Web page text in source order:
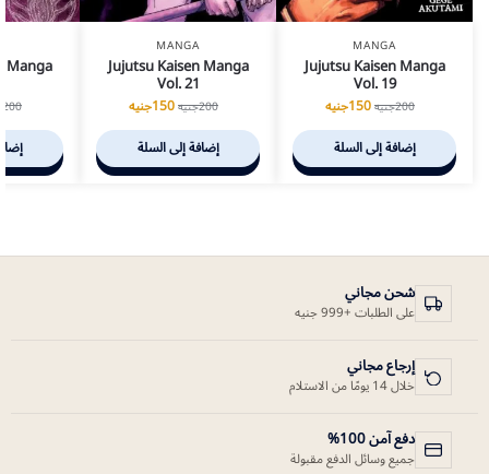
MANGA
Jujutsu Kaisen Manga
Vol. 19
200جنيه150جنيه
إضافة إلى السلة
MANGA
Jujutsu Kaisen Manga
Vol. 21
200جنيه150جنيه
إضافة إلى السلة
Manga
200
شحن مجاني
على الطلبات +999 جنيه
إرجاع مجاني
خلال 14 يومًا من الاستلام
دفع آمن 100%
جميع وسائل الدفع مقبولة